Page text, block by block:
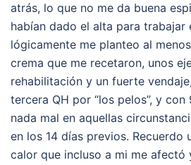
atrás, lo que no me da buena
habían dado el alta para trabajar
lógicamente me planteo al
crema que me recetaron, unos
rehabilitación y un fuerte
tercera QH por “los pelos”, y con
nada mal en aquellas
en los 14 días previos. Recuerdo
calor que incluso a mi me afectó